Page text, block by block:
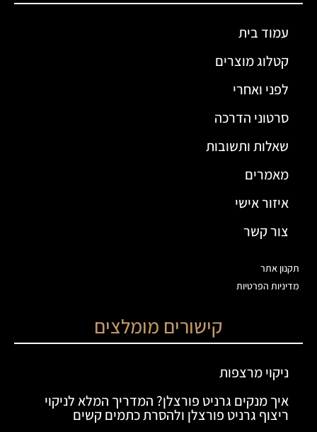
עמוד בית
קטלוג מוצרים
לפני ואחרי
סרטוני הדרכה
שאלות ותשובות
מאמרים
איזור אישי
צור קשר
תקנון אתר
מדיניות הפרטיות
קישורים מומלצים
ניקוי מרצפות
איך מנקים גרניט פורצלן? המדריך המלא לניקוי
ריצוף גרניט פורצלן ולהסרת כתמים קשים